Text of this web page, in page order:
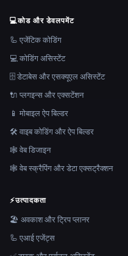
💻कोड और डेवलपमेंट
🦾 एजेंटिक कोडिंग
💻 कोडिंग असिस्टेंट
🗄️ डेटाबेस और एसक्यूएल असिस्टेंट
🔌 प्लगइन्स और एक्सटेंशन
📱 मोबाइल ऐप बिल्डर
🛠️ वाइब कोडिंग और ऐप बिल्डर
🕸 वेब डिजाइन
🕸️ वेब स्क्रैपिंग और डेटा एक्सट्रैक्शन
⚡उत्पादकता
🏖 अवकाश और ट्रिप प्लानर
🦾 एआई एजेंट्स